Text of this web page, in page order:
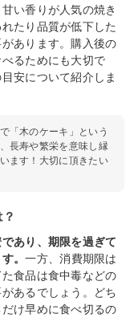
い香りが人気の焼き
たり品質が低下した
あります。購入後の
るためにも大切で
安について紹介しま
「木のケーキ」という
長寿や繁栄を意味し縁
ます！大切に頂きたい
あり、期限を過ぎて
。一方、消費期限は
食品は食中毒などの
あるでしょう。どち
け早めに食べ切るの